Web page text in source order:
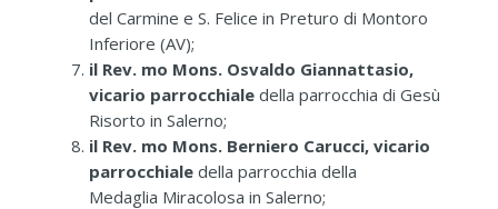
del Carmine e S. Felice in Preturo di Montoro
Inferiore (AV);
il Rev. mo Mons. Osvaldo Giannattasio,
vicario parrocchiale della parrocchia di Gesù
Risorto in Salerno;
il Rev. mo Mons. Berniero Carucci, vicario
parrocchiale della parrocchia della
Medaglia Miracolosa in Salerno;